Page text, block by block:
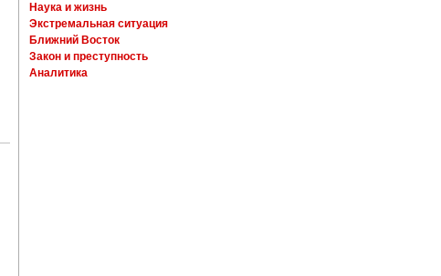
Наука и жизнь
Экстремальная ситуация
Ближний Восток
Закон и преступность
Аналитика